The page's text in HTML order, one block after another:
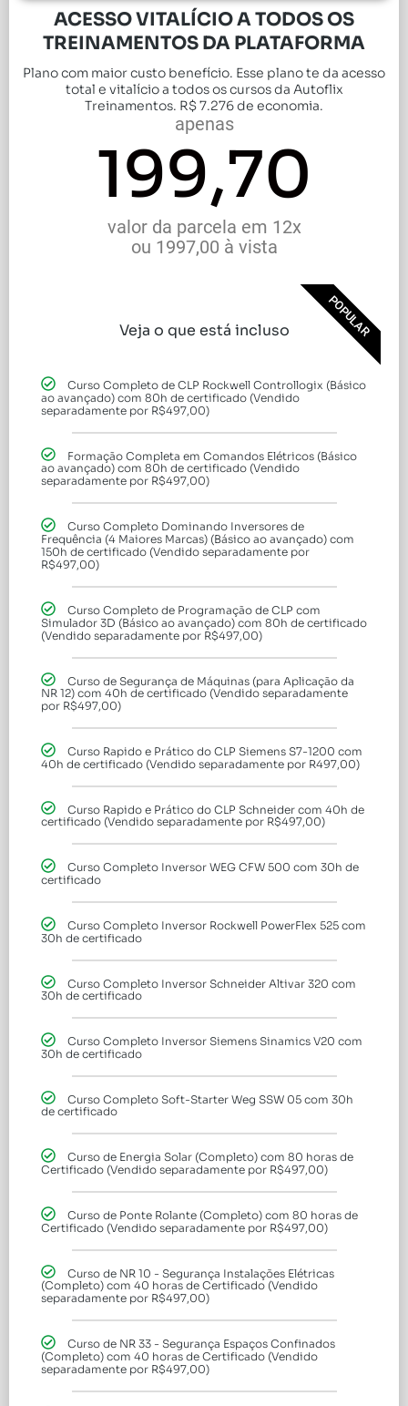
ACESSO VITALÍCIO A TODOS OS
TREINAMENTOS DA PLATAFORMA
Plano com maior custo benefício. Esse plano te da acesso
total e vitalício a todos os cursos da Autoflix
Treinamentos. R$ 7.276 de economia.
apenas
199,70
valor da parcela em 12x
ou 1997,00 à vista
Veja o que está incluso
Curso Completo de CLP Rockwell Controllogix (Básico
ao avançado) com 80h de certificado (Vendido
separadamente por R$497,00)
Formação Completa em Comandos Elétricos (Básico
ao avançado) com 80h de certificado (Vendido
separadamente por R$497,00)
Curso Completo Dominando Inversores de
Frequência (4 Maiores Marcas) (Básico ao avançado) com
150h de certificado (Vendido separadamente por
R$497,00)
Curso Completo de Programação de CLP com
Simulador 3D (Básico ao avançado) com 80h de certificado
(Vendido separadamente por R$497,00)
Curso de Segurança de Máquinas (para Aplicação da
NR 12) com 40h de certificado (Vendido separadamente
por R$497,00)
Curso Rapido e Prático do CLP Siemens S7-1200 com
40h de certificado (Vendido separadamente por R497,00)
Curso Rapido e Prático do CLP Schneider com 40h de
certificado (Vendido separadamente por R$497,00)
Curso Completo Inversor WEG CFW 500 com 30h de
certificado
Curso Completo Inversor Rockwell PowerFlex 525 com
30h de certificado
Curso Completo Inversor Schneider Altivar 320 com
30h de certificado
Curso Completo Inversor Siemens Sinamics V20 com
30h de certificado
Curso Completo Soft-Starter Weg SSW 05 com 30h
de certificado
Curso de Energia Solar (Completo) com 80 horas de
Certificado (Vendido separadamente por R$497,00)
Curso de Ponte Rolante (Completo) com 80 horas de
Certificado (Vendido separadamente por R$497,00)
Curso de NR 10 - Segurança Instalações Elétricas
(Completo) com 40 horas de Certificado (Vendido
separadamente por R$497,00)
Curso de NR 33 - Segurança Espaços Confinados
(Completo) com 40 horas de Certificado (Vendido
separadamente por R$497,00)
POPULAR